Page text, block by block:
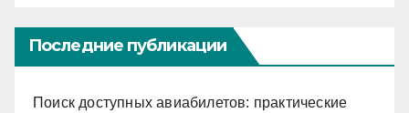
Последние публикации
Поиск доступных авиабилетов: практические